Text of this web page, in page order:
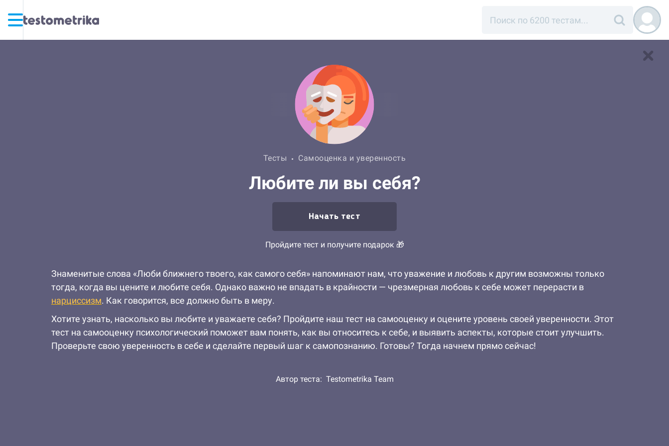
Тесты Самооценка и уверенность
Любите ли вы себя?
Начать тест
Пройдите тест и получите подарок 🎁
Знаменитые слова «Люби ближнего твоего, как самого себя» напоминают нам, что уважение и любовь к другим возможны только
тогда, когда вы цените и любите себя. Однако важно не впадать в крайности — чрезмерная любовь к себе может перерасти в
нарциссизм. Как говорится, все должно быть в меру.
Хотите узнать, насколько вы любите и уважаете себя? Пройдите наш тест на самооценку и оцените уровень своей уверенности. Этот
тест на самооценку психологический поможет вам понять, как вы относитесь к себе, и выявить аспекты, которые стоит улучшить.
Проверьте свою уверенность в себе и сделайте первый шаг к самопознанию. Готовы? Тогда начнем прямо сейчас!
Автор теста: Testometrika Team